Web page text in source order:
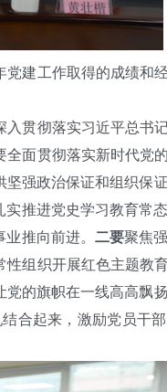
建工作取得的成绩和
贯彻落实习近平总书
面贯彻落实新时代党
强政治保证和组织保证
推进党史学习教育常
推向前进。 二要聚焦
组织开展红色主题教
党的旗帜在一线高高飘
合起来，激励党员干